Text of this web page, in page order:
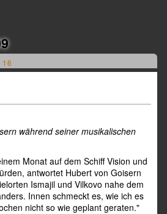
16
während seiner musikalischen
Monat auf dem Schiff Vision und
antwortet Hubert von Goisern
Ismajil und Vilkovo nahe dem
Innen schmeckt es, wie ich es
nicht so wie geplant geraten."